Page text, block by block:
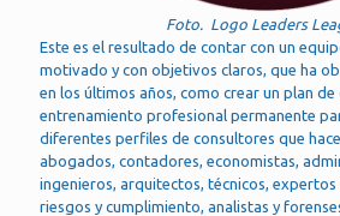
Foto. Logo Leaders
Este es el resultado de contar con un
motivado y con objetivos claros, que ha
en los últimos años, como crear un plan de
entrenamiento profesional permanente
diferentes perfiles de consultores que
abogados, contadores, economistas,
ingenieros, arquitectos, técnicos, expertos
riesgos y cumplimiento, analistas y